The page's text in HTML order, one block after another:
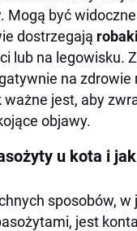
Mogą być
dostrzegają
lub na legowisku.
na zdrowie
ważne jest, aby
objawy.
u kota i
sposobów, w
jest